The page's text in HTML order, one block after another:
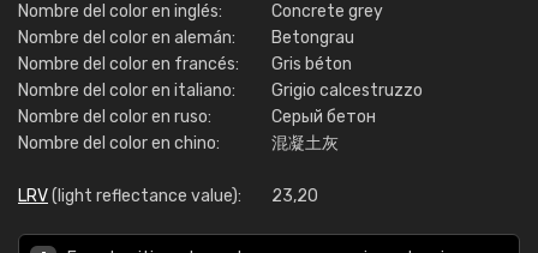
Nombre del color en inglés:
Concrete grey
Nombre del color en alemán:
Betongrau
Nombre del color en francés:
Gris béton
Nombre del color en italiano:
Grigio calcestruzzo
Nombre del color en ruso:
Серый бетон
Nombre del color en chino:
混凝土灰
LRV(light reflectance value): 23,20